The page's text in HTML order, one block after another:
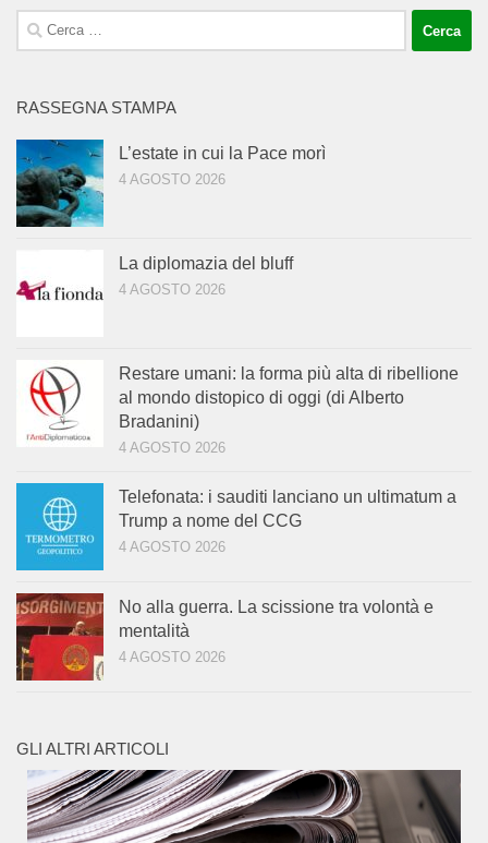
Ricerca
per:
RASSEGNA STAMPA
L’estate in cui la Pace morì
4 AGOSTO 2026
La diplomazia del bluff
4 AGOSTO 2026
Restare umani: la forma più alta di ribellione
al mondo distopico di oggi (di Alberto
Bradanini)
4 AGOSTO 2026
Telefonata: i sauditi lanciano un ultimatum a
Trump a nome del CCG
4 AGOSTO 2026
No alla guerra. La scissione tra volontà e
mentalità
4 AGOSTO 2026
GLI ALTRI ARTICOLI